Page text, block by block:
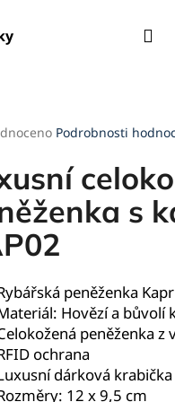
Kšandy
Podrobnosti
s
peněženka Kapr
Hovězí a bůvolí
peněženka z
ochrana
dárková krabička
12 x 9,5 cm